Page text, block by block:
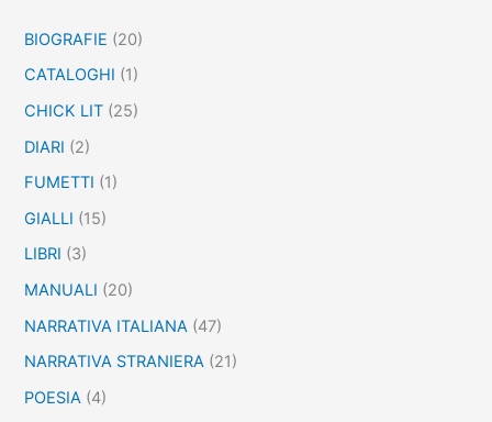
:BIOGRAFIE (20)
CATALOGHI (1)
CHICK LIT (25)
DIARI (2)
FUMETTI (1)
GIALLI (15)
LIBRI (3)
MANUALI (20)
NARRATIVA ITALIANA (47)
NARRATIVA STRANIERA (21)
POESIA (4)